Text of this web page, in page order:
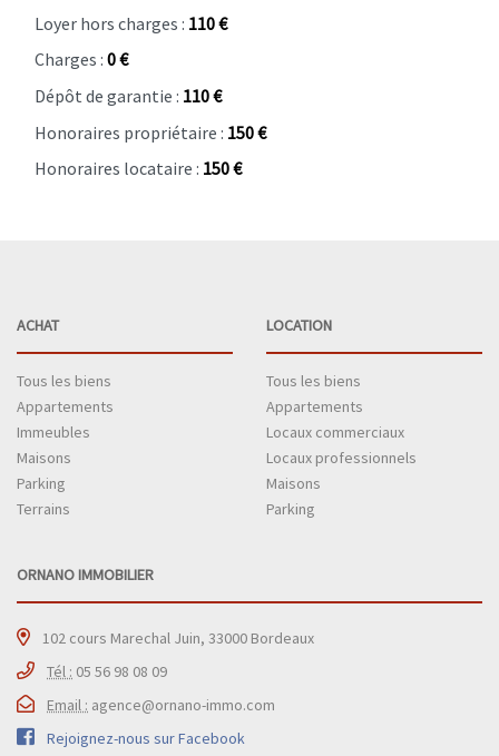
Loyer hors charges : 110 €
Charges : 0 €
Dépôt de garantie : 110 €
Honoraires propriétaire : 150 €
Honoraires locataire : 150 €
ACHAT
Tous les biens
Appartements
Immeubles
Maisons
Parking
Terrains
LOCATION
Tous les biens
Appartements
Locaux commerciaux
Locaux professionnels
Maisons
Parking
ORNANO IMMOBILIER
102 cours Marechal Juin, 33000 Bordeaux
Tél : 05 56 98 08 09
Email : agence@ornano-immo.com
Rejoignez-nous sur Facebook